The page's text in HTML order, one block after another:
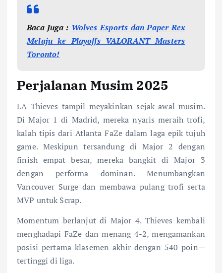
Baca Juga : Wolves Esports dan Paper Rex
Melaju ke Playoffs VALORANT Masters
Toronto!
Perjalanan Musim 2025
LA Thieves tampil meyakinkan sejak awal musim.
Di Major 1 di Madrid, mereka nyaris meraih trofi,
kalah tipis dari Atlanta FaZe dalam laga epik tujuh
game. Meskipun tersandung di Major 2 dengan
finish empat besar, mereka bangkit di Major 3
dengan performa dominan. Menumbangkan
Vancouver Surge dan membawa pulang trofi serta
MVP untuk Scrap.
Momentum berlanjut di Major 4. Thieves kembali
menghadapi FaZe dan menang 4-2, mengamankan
posisi pertama klasemen akhir dengan 540 poin—
tertinggi di liga.